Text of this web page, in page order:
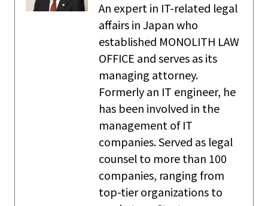
An expert in IT-related legal
affairs in Japan who
established MONOLITH LAW
OFFICE and serves as its
managing attorney.
Formerly an IT engineer, he
has been involved in the
management of IT
companies. Served as legal
counsel to more than 100
companies, ranging from
top-tier organizations to